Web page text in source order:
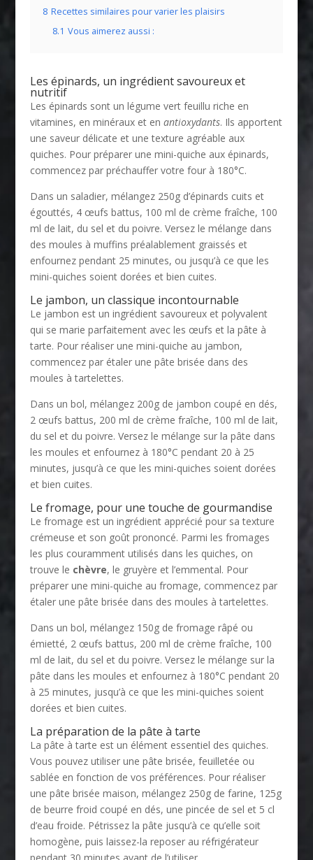
8 Recettes similaires pour varier les plaisirs
8.1 Vous aimerez aussi :
Les épinards, un ingrédient savoureux et
nutritif
Les épinards sont un légume vert feuillu riche en
vitamines, en minéraux et en antioxydants. Ils apportent
une saveur délicate et une texture agréable aux
quiches. Pour préparer une mini-quiche aux épinards,
commencez par préchauffer votre four à 180°C.
Dans un saladier, mélangez 250g d’épinards cuits et
égouttés, 4 œufs battus, 100 ml de crème fraîche, 100
ml de lait, du sel et du poivre. Versez le mélange dans
des moules à muffins préalablement graissés et
enfournez pendant 25 minutes, ou jusqu’à ce que les
mini-quiches soient dorées et bien cuites.
Le jambon, un classique incontournable
Le jambon est un ingrédient savoureux et polyvalent
qui se marie parfaitement avec les œufs et la pâte à
tarte. Pour réaliser une mini-quiche au jambon,
commencez par étaler une pâte brisée dans des
moules à tartelettes.
Dans un bol, mélangez 200g de jambon coupé en dés,
2 œufs battus, 200 ml de crème fraîche, 100 ml de lait,
du sel et du poivre. Versez le mélange sur la pâte dans
les moules et enfournez à 180°C pendant 20 à 25
minutes, jusqu’à ce que les mini-quiches soient dorées
et bien cuites.
Le fromage, pour une touche de gourmandise
Le fromage est un ingrédient apprécié pour sa texture
crémeuse et son goût prononcé. Parmi les fromages
les plus couramment utilisés dans les quiches, on
trouve le chèvre, le gruyère et l’emmental. Pour
préparer une mini-quiche au fromage, commencez par
étaler une pâte brisée dans des moules à tartelettes.
Dans un bol, mélangez 150g de fromage râpé ou
émietté, 2 œufs battus, 200 ml de crème fraîche, 100
ml de lait, du sel et du poivre. Versez le mélange sur la
pâte dans les moules et enfournez à 180°C pendant 20
à 25 minutes, jusqu’à ce que les mini-quiches soient
dorées et bien cuites.
La préparation de la pâte à tarte
La pâte à tarte est un élément essentiel des quiches.
Vous pouvez utiliser une pâte brisée, feuilletée ou
sablée en fonction de vos préférences. Pour réaliser
une pâte brisée maison, mélangez 250g de farine, 125g
de beurre froid coupé en dés, une pincée de sel et 5 cl
d’eau froide. Pétrissez la pâte jusqu’à ce qu’elle soit
homogène, puis laissez-la reposer au réfrigérateur